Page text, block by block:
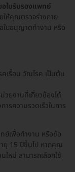
ใบรับรองแพทย์
ห้คุณตรวจร่างกาย
ใบอนุญาตทำงาน หรือ
เรื้อน วัณโรค เป็นต้น
วยงานที่เกี่ยวข้องได้
รความรวดเร็วในการ
ย์เพื่อทำงาน หรือข้อ
ยุ 15 ปีขึ้นไป หากคุณ
หม่ สามารถเลือกใช้